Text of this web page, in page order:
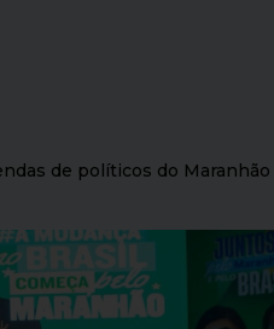
de políticos do Maranhão